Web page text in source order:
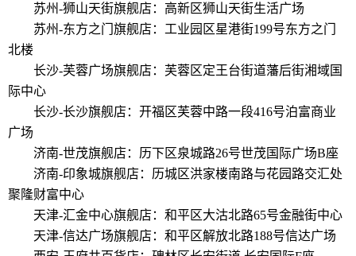
苏州-狮山天街旗舰店：高新区狮山天街生活广场
苏州-东方之门旗舰店：工业园区星港街199号东方之门
北楼
长沙-芙蓉广场旗舰店：芙蓉区定王台街道藩后街湘域国
际中心
长沙-长沙旗舰店：开福区芙蓉中路一段416号泊富商业
广场
济南-世茂旗舰店：历下区泉城路26号世茂国际广场B座
济南-印象城旗舰店：历城区洪家楼南路与花园路交汇处
聚隆财富中心
天津-汇金中心旗舰店：和平区大沽北路65号金融街中心
天津-信达广场旗舰店：和平区解放北路188号信达广场